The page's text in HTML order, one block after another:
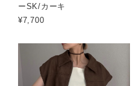
ーSK/カーキ
¥7,700